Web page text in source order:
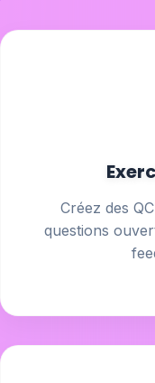
Créez des
questions